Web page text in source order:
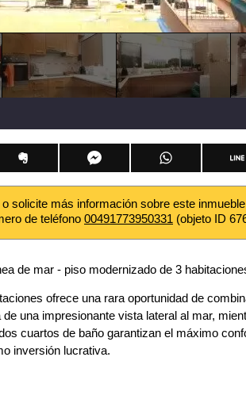
solicite más información sobre este
de teléfono 00491773950331 (objeto ID
de mar - piso modernizado de 3
ofrece una rara oportunidad de
una impresionante vista lateral al mar,
cuartos de baño garantizan el máximo
inversión lucrativa.